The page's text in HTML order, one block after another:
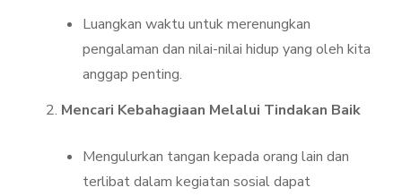
Luangkan waktu untuk merenungkan
pengalaman dan nilai-nilai hidup yang oleh kita
anggap penting.
Mencari Kebahagiaan Melalui Tindakan Baik
Mengulurkan tangan kepada orang lain dan
terlibat dalam kegiatan sosial dapat